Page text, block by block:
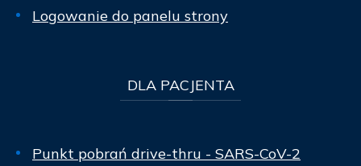
Logowanie do panelu strony
DLAPACJENTA
Punkt pobrań drive-thru - SARS-CoV-2